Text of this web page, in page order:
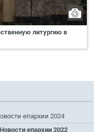
литургию в
епархии 2024
Новости епархии 2022